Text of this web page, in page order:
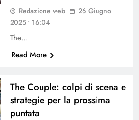
Redazione web
26 Giugno
2025 • 16:04
The…
Read More
The Couple: colpi di scena e
strategie per la prossima
puntata